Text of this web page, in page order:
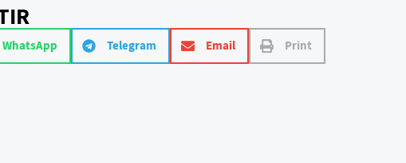
WhatsApp Telegram Email Print